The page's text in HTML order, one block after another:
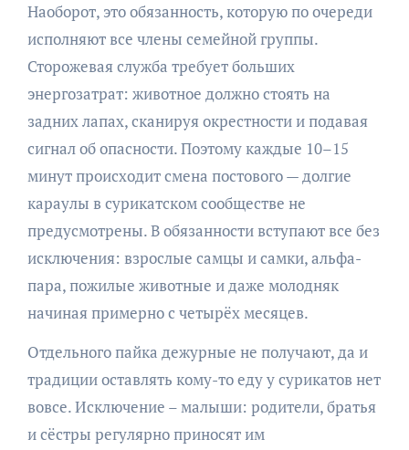
Наоборот, это обязанность, которую по очереди
исполняют все члены семейной группы.
Сторожевая служба требует больших
энергозатрат: животное должно стоять на
задних лапах, сканируя окрестности и подавая
сигнал об опасности. Поэтому каждые 10–15
минут происходит смена постового — долгие
караулы в сурикатском сообществе не
предусмотрены. В обязанности вступают все без
исключения: взрослые самцы и самки, альфа-
пара, пожилые животные и даже молодняк
начиная примерно с четырёх месяцев.
Отдельного пайка дежурные не получают, да и
традиции оставлять кому-то еду у сурикатов нет
вовсе. Исключение – малыши: родители, братья
и сёстры регулярно приносят им